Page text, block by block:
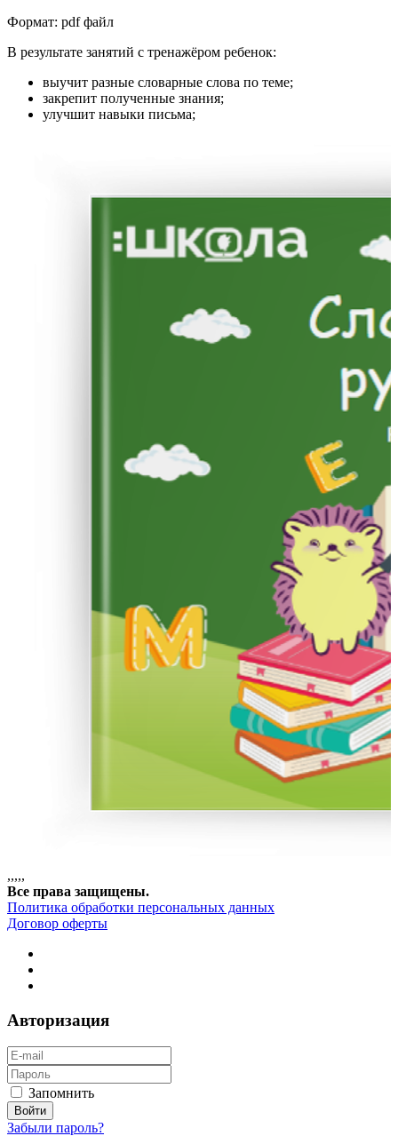
Формат: pdf файл
В результате занятий с тренажёром ребенок:
выучит разные словарные слова по теме;
закрепит полученные знания;
улучшит навыки письма;
,,,,,
Все права защищены.
Политика обработки персональных данных
Договор оферты
Авторизация
Запомнить
Забыли пароль?